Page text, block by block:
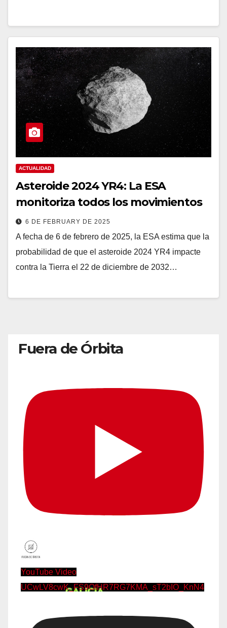
ACTUALIDAD
Asteroide 2024 YR4: La ESA
monitoriza todos los movimientos
6 DE FEBRUARY DE 2025
A fecha de 6 de febrero de 2025, la ESA estima que la
probabilidad de que el asteroide 2024 YR4 impacte
contra la Tierra el 22 de diciembre de 2032…
Fuera de Órbita
YouTube Video
UCwLV8cwK_FS9OfHR7RG7KMA_sT2bIO_KnN4